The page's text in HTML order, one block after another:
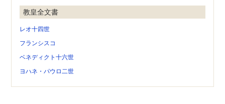
教皇全文書
レオ十四世
フランシスコ
ベネディクト十六世
ヨハネ・パウロ二世